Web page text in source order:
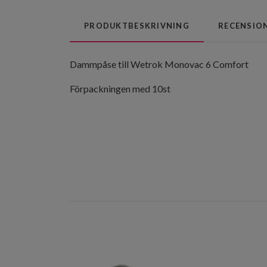
PRODUKTBESKRIVNING
Dammpåse till Wetrok Monovac 6 Comfort
Förpackningen med 10st